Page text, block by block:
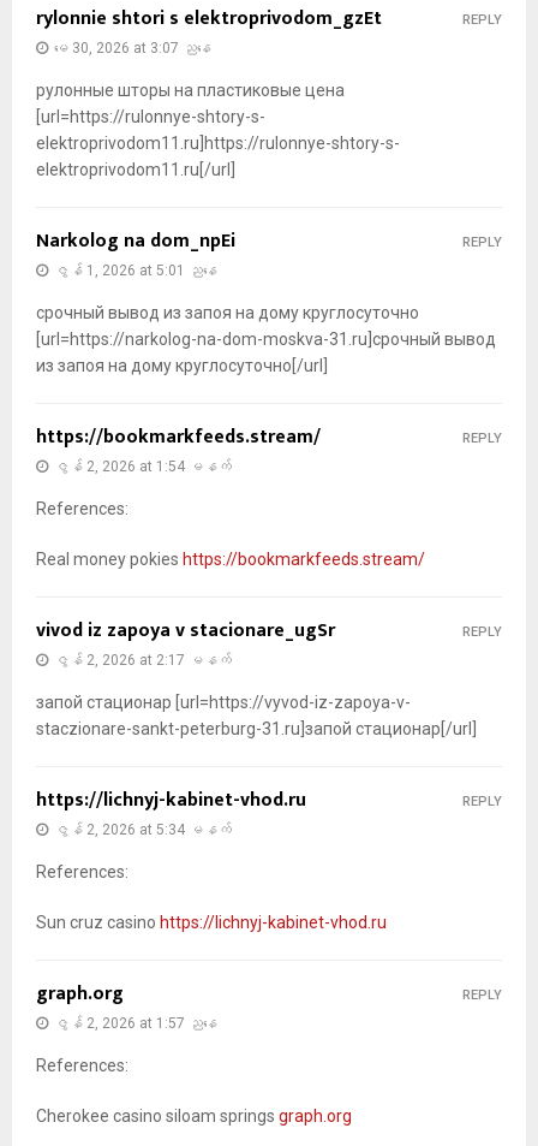
rylonnie shtori s elektroprivodom_gzEt
မေ 30, 2026 at 3:07 ညနေ
рулонные шторы на пластиковые цена
[url=https://rulonnye-shtory-s-
elektroprivodom11.ru]https://rulonnye-shtory-s-
elektroprivodom11.ru[/url]
REPLY
Narkolog na dom_npEi
ဇွန် 1, 2026 at 5:01 ညနေ
срочный вывод из запоя на дому круглосуточно
[url=https://narkolog-na-dom-moskva-31.ru]срочный вывод
из запоя на дому круглосуточно[/url]
REPLY
https://bookmarkfeeds.stream/
ဇွန် 2, 2026 at 1:54 မနက်
References:
Real money pokies https://bookmarkfeeds.stream/
REPLY
vivod iz zapoya v stacionare_ugSr
ဇွန် 2, 2026 at 2:17 မနက်
запой стационар [url=https://vyvod-iz-zapoya-v-
staczionare-sankt-peterburg-31.ru]запой стационар[/url]
REPLY
https://lichnyj-kabinet-vhod.ru
ဇွန် 2, 2026 at 5:34 မနက်
References:
Sun cruz casino https://lichnyj-kabinet-vhod.ru
REPLY
graph.org
ဇွန် 2, 2026 at 1:57 ညနေ
References:
Cherokee casino siloam springs graph.org
REPLY